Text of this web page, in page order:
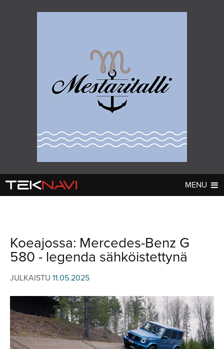
MENU
AJETUT
KOMMENTTI
HUHUT
TESTIT
KILPAILUT
VIDEOT
TV-OHJELMA
HAKU
Hae
Koeajossa: Mercedes-Benz G
580 - legenda sähköistettynä
JULKAISTU 11.05.2025